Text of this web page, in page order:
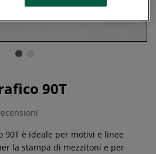
90T
90T è ideale per motivi e linee
la stampa di mezzitoni e per